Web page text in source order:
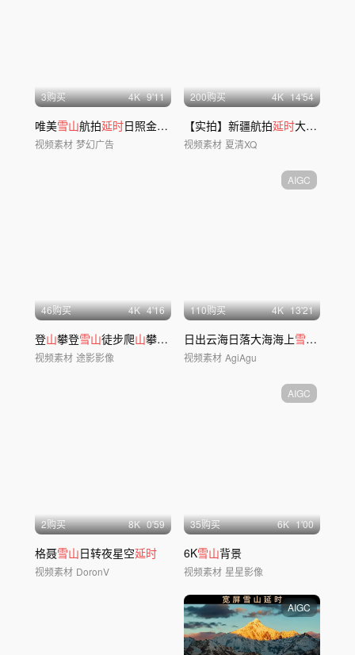
3购买 4K 9'11
唯美雪山航拍延时日照金山 日出云海风景风光
视频素材 梦幻广告
200购买 4K 14'54
【实拍】新疆航拍延时大全集，新疆
视频素材 夏清XQ
46购买 4K 4'16
登山攀登雪山徒步爬山攀爬励志奋斗脚步前行
视频素材 途影影像
AIGC
110购买 4K 13'21
日出云海日落大海海上雪山延时
视频素材 AgiAgu
2购买 8K 0'59
格聂雪山日转夜星空延时
视频素材 DoronV
AIGC
35购买 6K 1'00
6K雪山背景
视频素材 星星影像
AIGC